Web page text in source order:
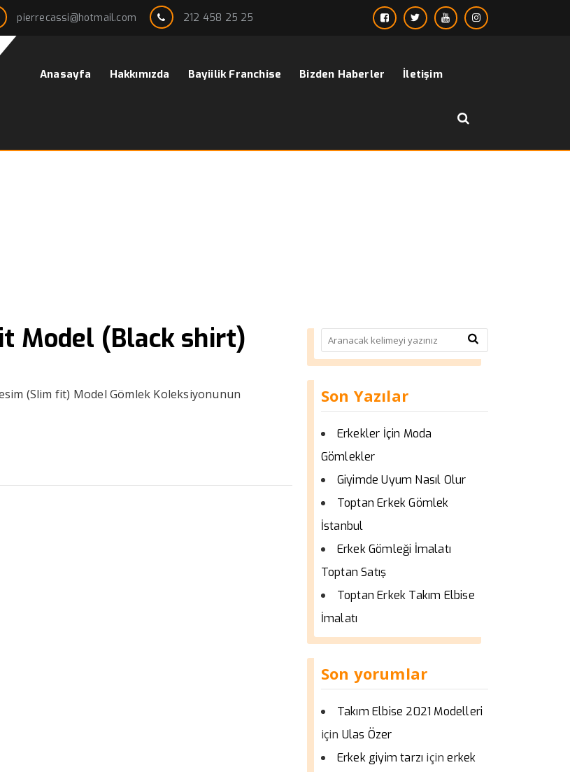
pierrecassi@hotmail.com 212 458 25 25
Anasayfa Hakkımızda Bayiilik Franchise Bizden Haberler İletişim
Model (Black shirt)
(Slim fit) Model Gömlek Koleksiyonunun
Son Yazılar
Erkekler İçin Moda
Gömlekler
Giyimde Uyum Nasıl Olur
Toptan Erkek Gömlek
İstanbul
Erkek Gömleği İmalatı
Toptan Satış
Toptan Erkek Takım Elbise
İmalatı
Son yorumlar
Takım Elbise 2021 Modelleri
için Ulas Özer
Erkek giyim tarzı içinerkek